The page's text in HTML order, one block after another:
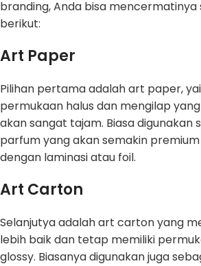
branding, Anda bisa
berikut:
Art Paper
Pilihan pertama adalah art paper,
permukaan halus dan mengilap
akan sangat tajam. Biasa digunakan
parfum yang akan semakin
dengan laminasi atau foil.
Art Carton
Selanjutya adalah art carton yang
lebih baik dan tetap memiliki
glossy. Biasanya digunakan juga